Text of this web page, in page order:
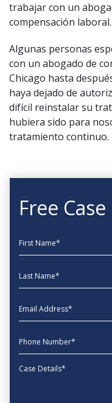
trabajar con un
compensación laboral.
Algunas personas
con un abogado de
Chicago hasta
haya dejado de
difícil reinstalar su
hubiera sido para
tratamiento continuo.
Free
First Name
Last Name
EmailAddress
phone
Message